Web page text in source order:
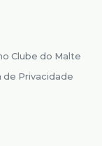
Clube do Malte
de Privacidade